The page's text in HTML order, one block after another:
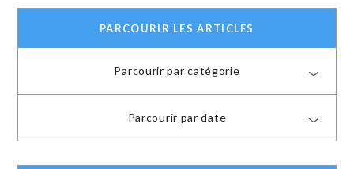
PARCOURIR LES ARTICLES
Parcourir par catégorie
Parcourir par date